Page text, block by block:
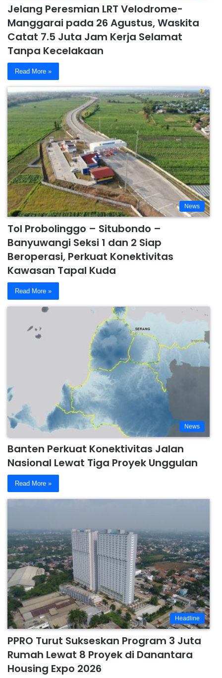
Jelang Peresmian LRT Velodrome-
Manggarai pada 26 Agustus, Waskita
Catat 7.5 Juta Jam Kerja Selamat
Tanpa Kecelakaan
Read More »
News
Tol Probolinggo – Situbondo –
Banyuwangi Seksi 1 dan 2 Siap
Beroperasi, Perkuat Konektivitas
Kawasan Tapal Kuda
Read More »
News
Banten Perkuat Konektivitas Jalan
Nasional Lewat Tiga Proyek Unggulan
Read More »
Headline
PPRO Turut Sukseskan Program 3 Juta
Rumah Lewat 8 Proyek di Danantara
Housing Expo 2026